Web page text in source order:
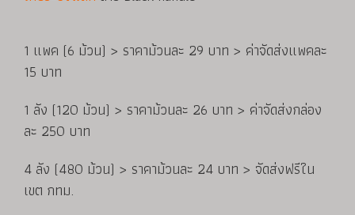
1 แพค (6 ม้วน) > ราคาม้วนละ 29 บาท > ค่าจัดส่งแพคละ
15 บาท
1 ลัง (120 ม้วน) > ราคาม้วนละ 26 บาท > ค่าจัดส่งกล่อง
ละ 250 บาท
4 ลัง (480 ม้วน) > ราคาม้วนละ 24 บาท > จัดส่งฟรีใน
เขต กทม.